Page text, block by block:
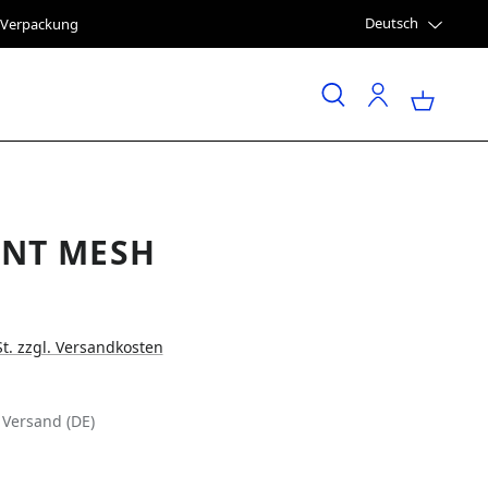
Deutsch
MESH
zzgl. Versandkosten
(DE)